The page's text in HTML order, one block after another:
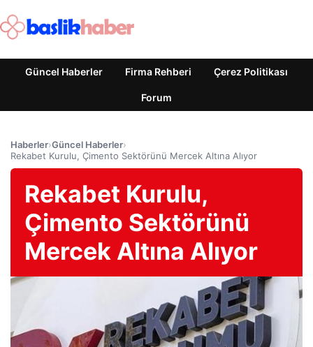
Güncel Haberler Firma Rehberi Çerez Politikası
Forum
Haberler›Güncel Haberler›
Rekabet Kurulu, Çimento Sektörünü Mercek Altına Alıyor
Rekabet Kurulu,
Çimento Sektörünü
Mercek Altına Alıyor